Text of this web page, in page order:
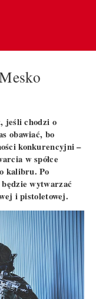
jeśli chodzi o
obawiać, bo
konkurencyjni –
w spółce
kalibru. Po
wytwarzać
i pistoletowej.